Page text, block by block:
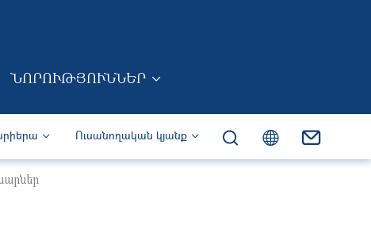
ՆՈՐՈՒԹՅՈՒՆՆԵՐ
Ուսանողական կյանք